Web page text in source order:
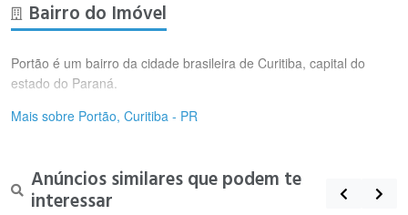
Bairro do Imóvel
Portão é um bairro da cidade brasileira de Curitiba, capital do
estado do Paraná.
Mais sobre Portão, Curitiba - PR
Anúncios similares que podem te
interessar